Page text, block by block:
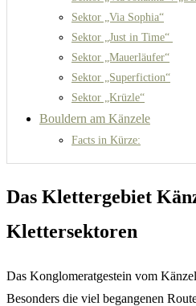
Sektor „Via Sophia“
Sektor „Just in Time“
Sektor „Mauerläufer“
Sektor „Superfiction“
Sektor „Krüzle“
Bouldern am Känzele
Facts in Kürze:
Das Klettergebiet
Klettersektoren
Das Konglomeratgestein vom
Besonders die viel begangenen